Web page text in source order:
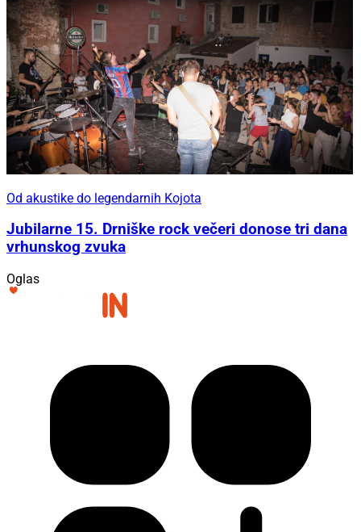
Od akustike do legendarnih Kojota
Jubilarne 15. Drniške rock večeri donose tri dana
vrhunskog zvuka
Oglas